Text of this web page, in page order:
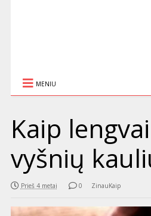
MENIU
Kaip
vyšnių
Prieš 4 metai 0 ZinauKaip